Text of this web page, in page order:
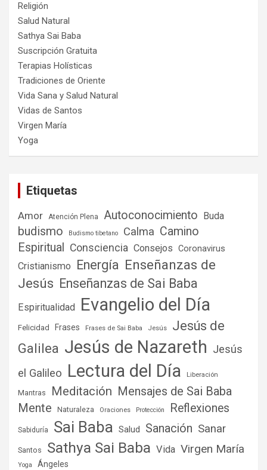
Religión
Salud Natural
Sathya Sai Baba
Suscripción Gratuita
Terapias Holísticas
Tradiciones de Oriente
Vida Sana y Salud Natural
Vidas de Santos
Virgen María
Yoga
Etiquetas
Amor Atención Plena Autoconocimiento Buda
budismo Budismo tibetano Calma Camino
Espiritual
Consciencia Consejos Coronavirus
Cristianismo Energía Enseñanzas de
Jesús Enseñanzas de Sai Baba
Espiritualidad Evangelio del Día
Felicidad Frases Frases de Sai Baba Jesús
Jesús de
Galilea Jesús de Nazareth Jesús
el Galileo Lectura del Día Liberación
Mantras Meditación Mensajes de Sai Baba
Mente
Naturaleza Oraciones Protección Reflexiones
Sabiduría Sai Baba Salud Sanación Sanar
Santos Sathya Sai Baba Vida Virgen María
Yoga Ángeles